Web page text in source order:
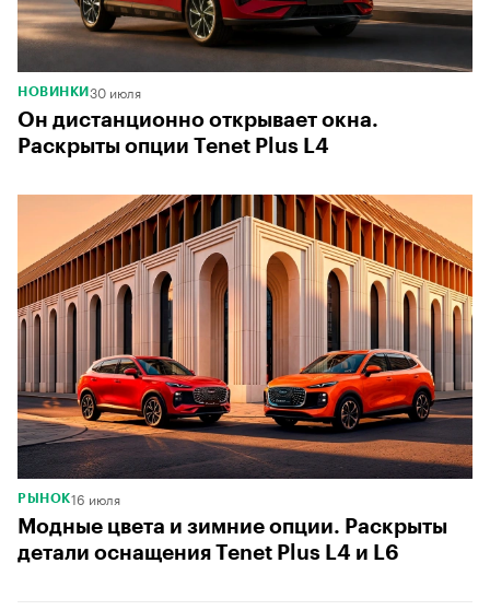
НОВИНКИ 30 июля
Он дистанционно открывает окна.
Раскрыты опции Tenet Plus L4
РЫНОК16 июля
Модные цвета и зимние опции. Раскрыты
детали оснащения Tenet Plus L4 и L6